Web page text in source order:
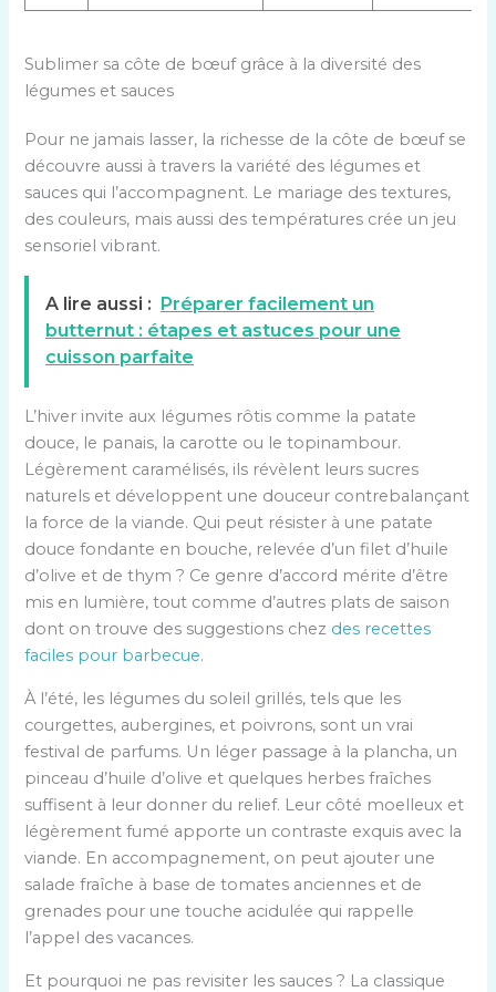
Sublimer sa côte de bœuf grâce à la diversité des
légumes et sauces
Pour ne jamais lasser, la richesse de la côte de bœuf se
découvre aussi à travers la variété des légumes et
sauces qui l’accompagnent. Le mariage des textures,
des couleurs, mais aussi des températures crée un jeu
sensoriel vibrant.
A lire aussi :
Préparer facilement un
butternut : étapes et astuces pour une
cuisson parfaite
L’hiver invite aux légumes rôtis comme la patate
douce, le panais, la carotte ou le topinambour.
Légèrement caramélisés, ils révèlent leurs sucres
naturels et développent une douceur contrebalançant
la force de la viande. Qui peut résister à une patate
douce fondante en bouche, relevée d’un filet d’huile
d’olive et de thym ? Ce genre d’accord mérite d’être
mis en lumière, tout comme d’autres plats de saison
dont on trouve des suggestions chez des recettes
faciles pour barbecue.
À l’été, les légumes du soleil grillés, tels que les
courgettes, aubergines, et poivrons, sont un vrai
festival de parfums. Un léger passage à la plancha, un
pinceau d’huile d’olive et quelques herbes fraîches
suffisent à leur donner du relief. Leur côté moelleux et
légèrement fumé apporte un contraste exquis avec la
viande. En accompagnement, on peut ajouter une
salade fraîche à base de tomates anciennes et de
grenades pour une touche acidulée qui rappelle
l’appel des vacances.
Et pourquoi ne pas revisiter les sauces ? La classique